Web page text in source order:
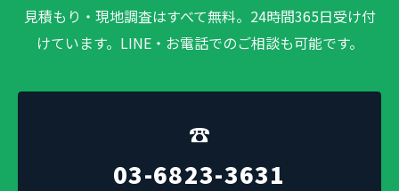
見積もり・現地調査はすべて無料。24時間365日受け付
けています。LINE・お電話でのご相談も可能です。
☎
03-6823-3631